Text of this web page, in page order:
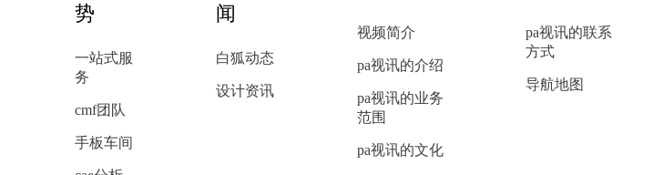
势
一站式服
务
cmf团队
手板车间
闻
白狐动态
设计资讯
视频简介
pa视讯的介绍
pa视讯的业务
范围
pa视讯的文化
pa视讯的联系
方式
导航地图